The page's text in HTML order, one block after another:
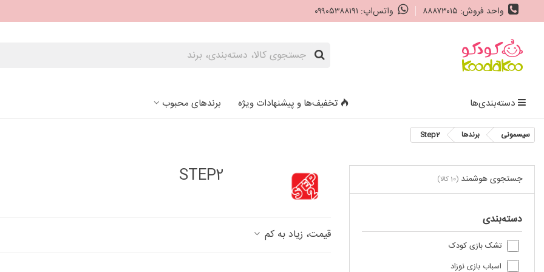
واحد فروش: ۸۸۸۷۳۰۱۵ واتس‌اپ: ۰۹۹۰۵۳۸۸۱۹۱
دسته‌بندی‌ها تخفیف‌ها و پیشنهادات ویژه برندهای محبوب
سیسمونی برندها Step2
جستجوی هوشمند (10 کالا)
دسته‌بندی
تشک بازی کودک
اسباب‌ بازی نوزاد
STEP2
قیمت، زیاد به کم